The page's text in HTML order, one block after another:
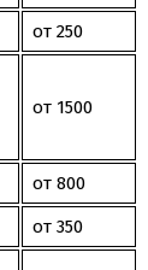
от 250
от 1500
от 800
от 350